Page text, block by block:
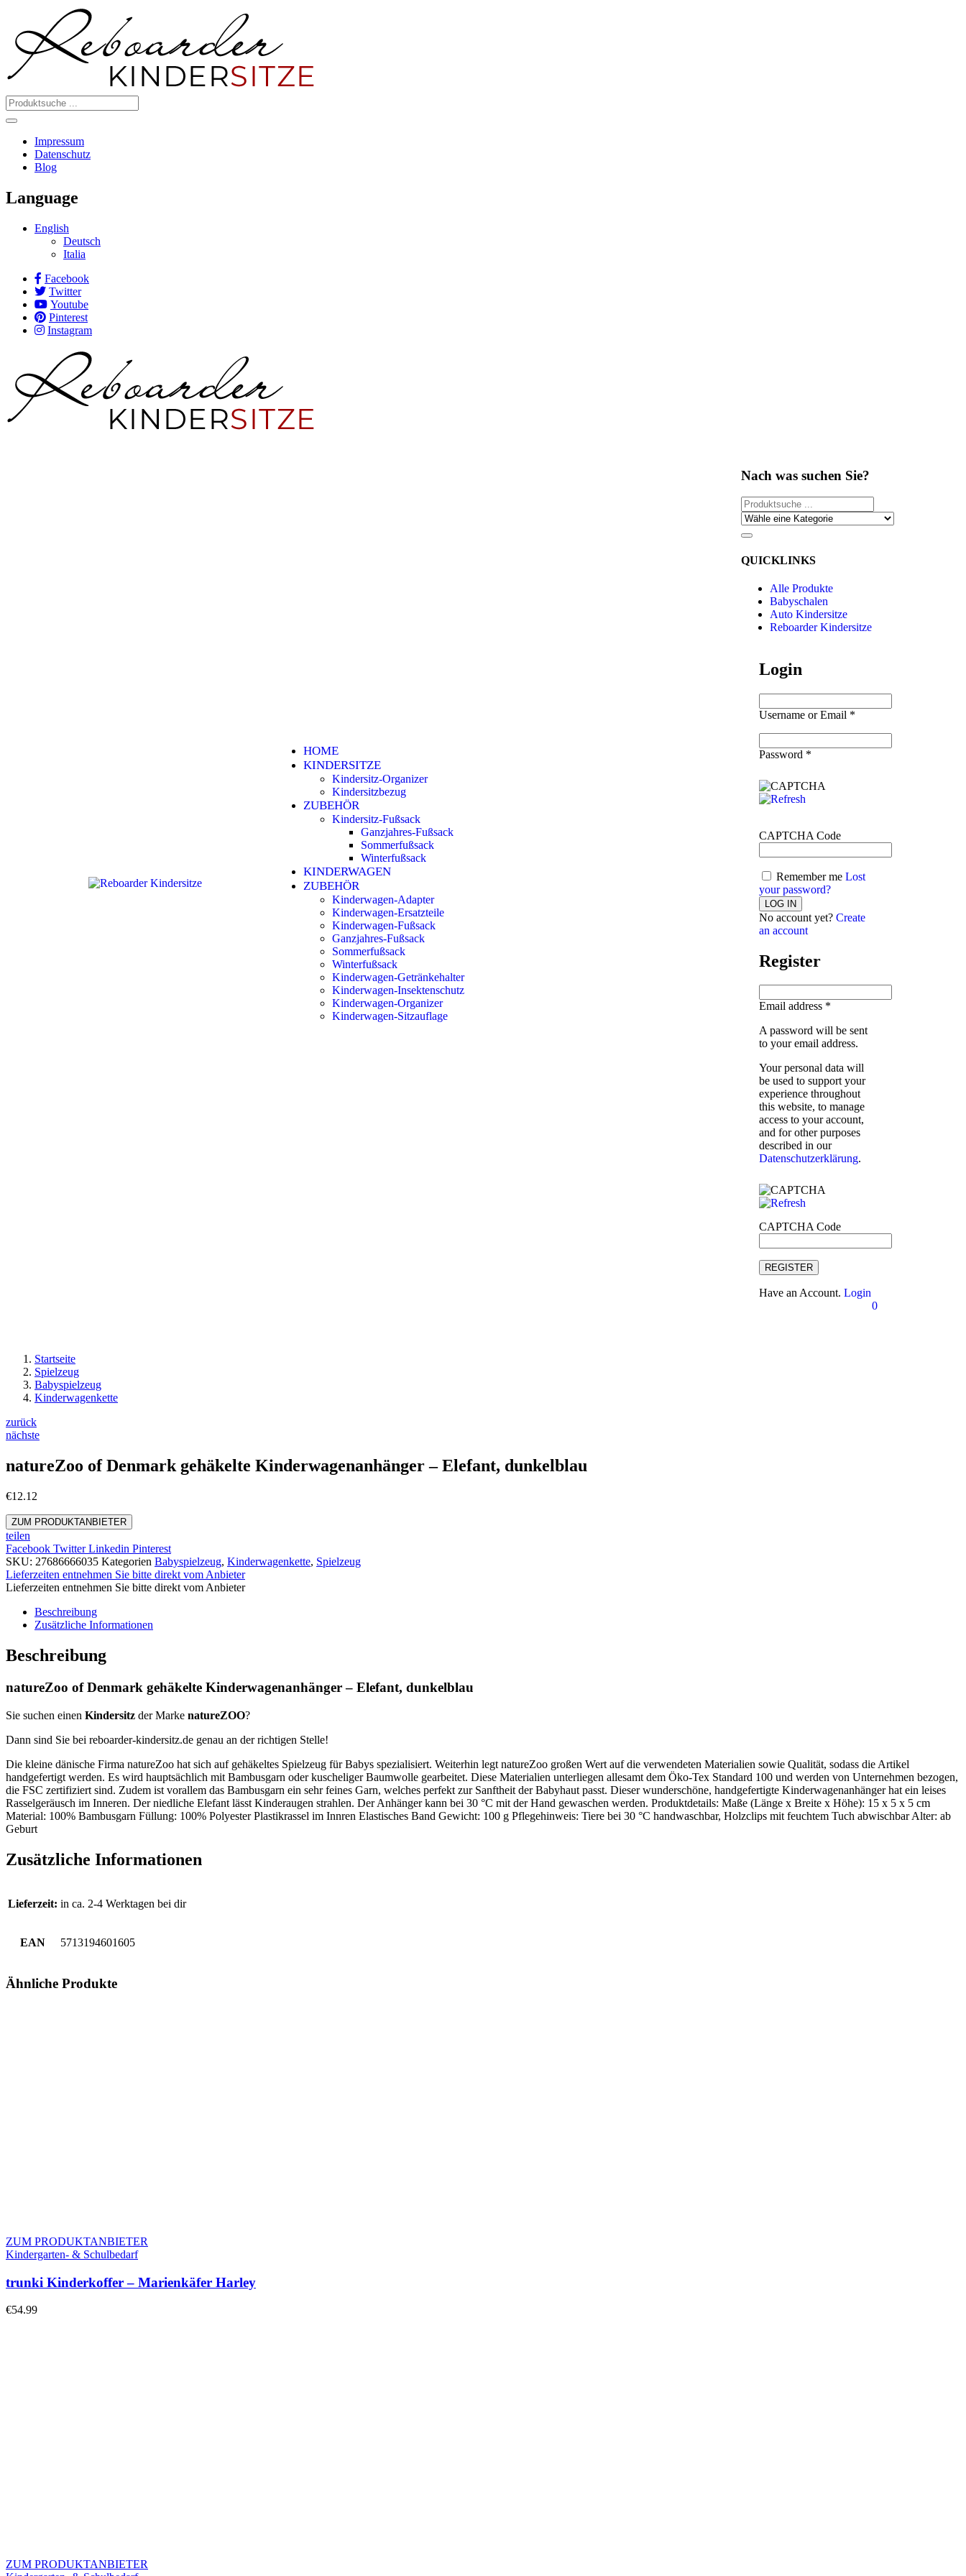
Impressum
Datenschutz
Blog
Language
English
Deutsch
Italia
Facebook
Twitter
Youtube
Pinterest
Instagram
HOME
KINDERSITZE
Kindersitz-Organizer
Kindersitzbezug
ZUBEHÖR
Kindersitz-Fußsack
Ganzjahres-Fußsack
Sommerfußsack
Winterfußsack
KINDERWAGEN
ZUBEHÖR
Kinderwagen-Adapter
Kinderwagen-Ersatzteile
Kinderwagen-Fußsack
Ganzjahres-Fußsack
Sommerfußsack
Winterfußsack
Kinderwagen-Getränkehalter
Kinderwagen-Insektenschutz
Kinderwagen-Organizer
Kinderwagen-Sitzauflage
Nach was suchen Sie?
QUICKLINKS
Alle Produkte
Babyschalen
Auto Kindersitze
Reboarder Kindersitze
Login
Username or Email *
Password *
CAPTCHA Code
Remember me Lost
your password?
No account yet? Create
an account
Register
Email address *
A password will be sent
to your email address.
Your personal data will
be used to support your
experience throughout
this website, to manage
access to your account,
and for other purposes
described in our
Datenschutzerklärung.
CAPTCHA Code
REGISTER
Have an Account. Login
0
Startseite
Spielzeug
Babyspielzeug
Kinderwagenkette
zurück
nächste
natureZoo of Denmark gehäkelte Kinderwagenanhänger – Elefant, dunkelblau
€12.12
ZUM PRODUKTANBIETER
teilen
Facebook TwitterLinkedin Pinterest
SKU: 27686666035 Kategorien Babyspielzeug, Kinderwagenkette, Spielzeug
Lieferzeiten entnehmen Sie bitte direkt vom Anbieter
Lieferzeiten entnehmen Sie bitte direkt vom Anbieter
Beschreibung
Zusätzliche Informationen
Beschreibung
natureZoo of Denmark gehäkelte Kinderwagenanhänger – Elefant, dunkelblau
Sie suchen einen Kindersitz der Marke natureZOO?
Dann sind Sie bei reboarder-kindersitz.de genau an der richtigen Stelle!
Die kleine dänische Firma natureZoo hat sich auf gehäkeltes Spielzeug für Babys spezialisiert. Weiterhin legt natureZoo großen Wert auf die verwendeten Materialien sowie Qualität, sodass die Artikel
handgefertigt werden. Es wird hauptsächlich mit Bambusgarn oder kuscheliger Baumwolle gearbeitet. Diese Materialien unterliegen allesamt dem Öko-Tex Standard 100 und werden von Unternehmen bezogen,
die FSC zertifiziert sind. Zudem ist vorallem das Bambusgarn ein sehr feines Garn, welches perfekt zur Sanftheit der Babyhaut passt. Dieser wunderschöne, handgefertigte Kinderwagenanhänger hat ein leises
Rasselgeräusch im Inneren. Der niedliche Elefant lässt Kinderaugen strahlen. Der Anhänger kann bei 30 °C mit der Hand gewaschen werden. Produktdetails: Maße (Länge x Breite x Höhe): 15 x 5 x 5 cm
Material: 100% Bambusgarn Füllung: 100% Polyester Plastikrassel im Innren Elastisches Band Gewicht: 100 g Pflegehinweis: Tiere bei 30 °C handwaschbar, Holzclips mit feuchtem Tuch abwischbar Alter: ab
Geburt
Zusätzliche Informationen
Lieferzeit: in ca. 2-4 Werktagen bei dir
EAN 5713194601605
Ähnliche Produkte
ZUM PRODUKTANBIETER
Kindergarten- & Schulbedarf
trunki Kinderkoffer – Marienkäfer Harley
€54.99
ZUM PRODUKTANBIETER